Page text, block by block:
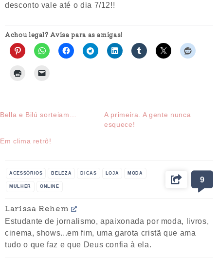
desconto vale até o dia 7/12!!
Achou legal? Avisa para as amigas!
Bella e Bilú sorteiam…
A primeira. A gente nunca
esquece!
Em clima retrô!
ACESSÓRIOS BELEZA DICAS LOJA MODA
MULHER ONLINE
9
Larissa Rehem
Estudante de jornalismo, apaixonada por moda, livros,
cinema, shows...em fim, uma garota cristã que ama
tudo o que faz e que Deus confia à ela.